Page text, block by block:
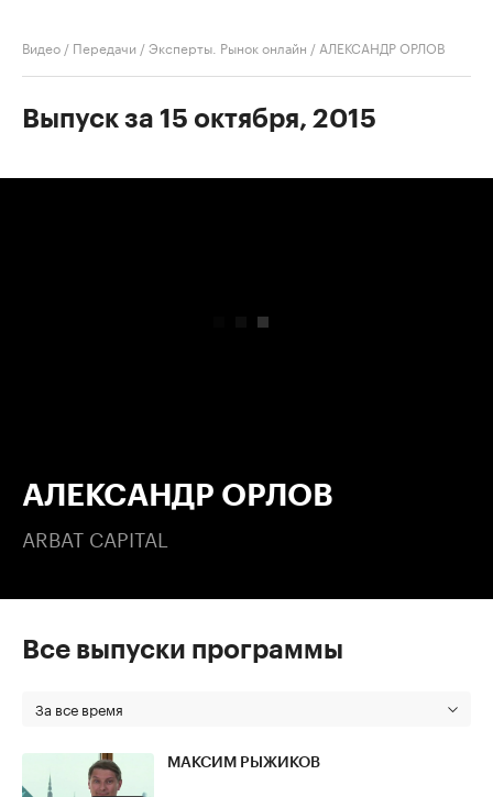
Видео / Передачи /Эксперты. Рынок онлайн / АЛЕКСАНДР ОРЛОВ
Выпуск за 15 октября, 2015
АЛЕКСАНДР ОРЛОВ
ARBAT CAPITAL
Все выпуски программы
За все время
МАКСИМ РЫЖИКОВ